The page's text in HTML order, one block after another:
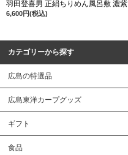
羽田登喜男 正絹ちりめん風呂敷 濃紫
6,600円(税込)
カテゴリーから探す
広島の特選品
広島東洋カープグッズ
ギフト
食品